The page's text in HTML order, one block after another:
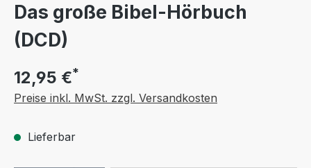
Das große Bibel-Hörbuch
(DCD)
12,95 €*
Preise inkl. MwSt. zzgl. Versandkosten
Lieferbar